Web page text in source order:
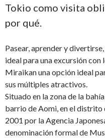
Tokio como visita
por qué.
Pasear, aprender y
ideal para una excursión con
Miraikan una opción ideal
sus múltiples atractivos.
Situado en la zona de la
barrio de Aomi, en el distrito
2001 por la Agencia
denominación formal de